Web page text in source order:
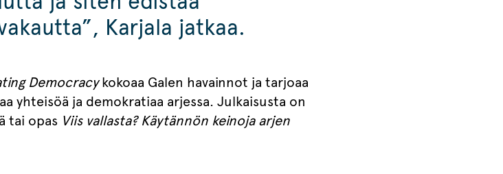
Karjala jatkaa.
Democracykokoaa Galen havainnot ja tarjoaa
yhteisöä ja demokratiaa arjessa. Julkaisusta on
tai opas Viis vallasta? Käytännön keinoja arjen